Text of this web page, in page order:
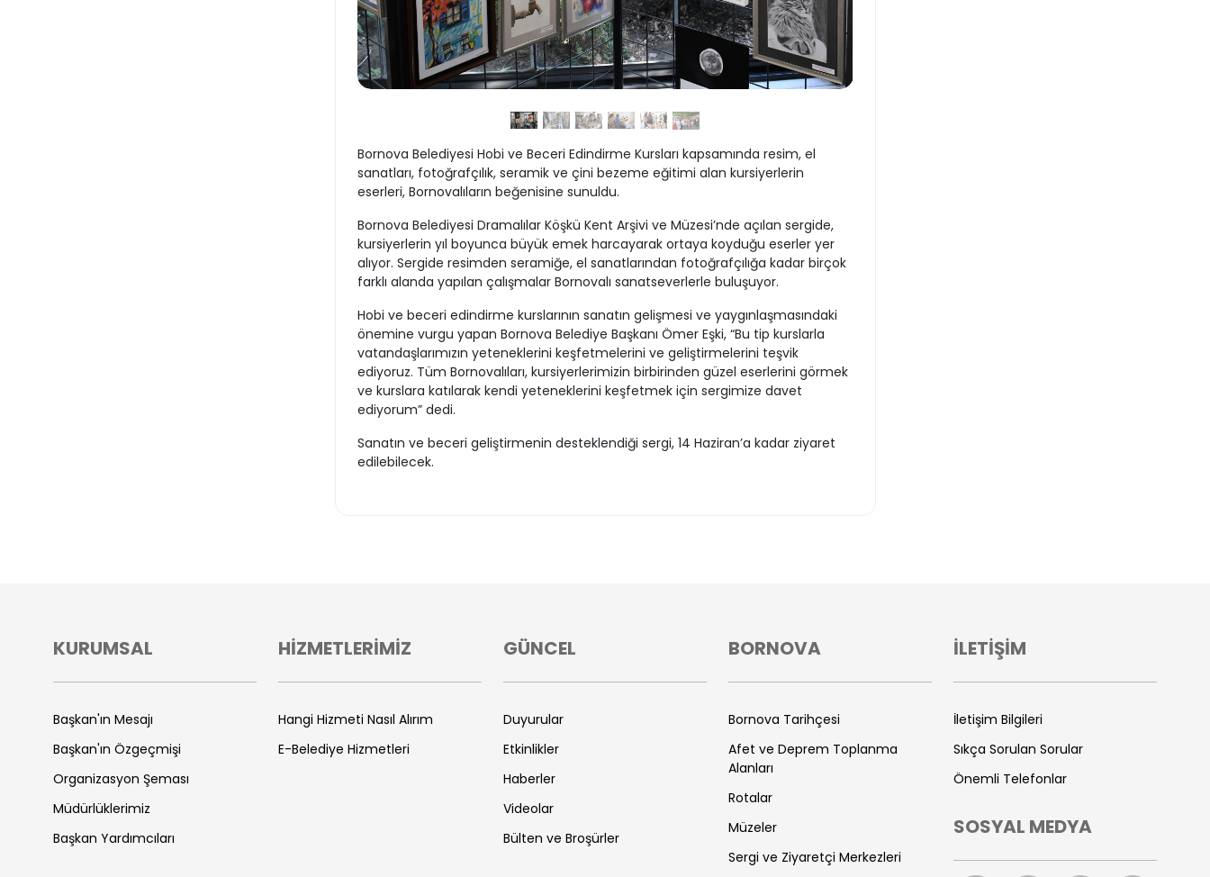
Bornova Belediyesi Hobi ve Beceri Edindirme Kursları kapsamında resim, el
sanatları, fotoğrafçılık, seramik ve çini bezeme eğitimi alan kursiyerlerin
eserleri, Bornovalıların beğenisine sunuldu.
Bornova Belediyesi Dramalılar Köşkü Kent Arşivi ve Müzesi’nde açılan sergide,
kursiyerlerin yıl boyunca büyük emek harcayarak ortaya koyduğu eserler yer
alıyor. Sergide resimden seramiğe, el sanatlarından fotoğrafçılığa kadar birçok
farklı alanda yapılan çalışmalar Bornovalı sanatseverlerle buluşuyor.
Hobi ve beceri edindirme kurslarının sanatın gelişmesi ve yaygınlaşmasındaki
önemine vurgu yapan Bornova Belediye Başkanı Ömer Eşki, “Bu tip kurslarla
vatandaşlarımızın yeteneklerini keşfetmelerini ve geliştirmelerini teşvik
ediyoruz. Tüm Bornovalıları, kursiyerlerimizin birbirinden güzel eserlerini görmek
ve kurslara katılarak kendi yeteneklerini keşfetmek için sergimize davet
ediyorum” dedi.
Sanatın ve beceri geliştirmenin desteklendiği sergi, 14 Haziran’a kadar ziyaret
edilebilecek.
KURUMSAL
Başkan'ın Mesajı
Başkan'ın Özgeçmişi
Organizasyon Şeması
Müdürlüklerimiz
Başkan Yardımcıları
HİZMETLERİMİZ
Hangi Hizmeti Nasıl Alırım
E-Belediye Hizmetleri
GÜNCEL
Duyurular
Etkinlikler
Haberler
Videolar
Bülten ve Broşürler
BORNOVA
Bornova Tarihçesi
Afet ve Deprem Toplanma
Alanları
Rotalar
Müzeler
Sergi ve Ziyaretçi Merkezleri
İLETİŞİM
İletişim Bilgileri
Sıkça Sorulan Sorular
Önemli Telefonlar
SOSYAL MEDYA